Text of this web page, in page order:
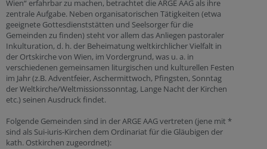
Wien“ erfahrbar zu machen, betrachtet die ARGE AAG als ihre
zentrale Aufgabe. Neben organisatorischen Tätigkeiten (etwa
geeignete Gottesdienststätten und Seelsorger für die
Gemeinden zu finden) steht vor allem das Anliegen pastoraler
Inkulturation, d. h. der Beheimatung weltkirchlicher Vielfalt in
der Ortskirche von Wien, im Vordergrund, was u. a. in
verschiedenen gemeinsamen liturgischen und kulturellen Festen
im Jahr (z.B. Adventfeier, Aschermittwoch, Pfingsten, Sonntag
der Weltkirche/Weltmissionssonntag, Lange Nacht der Kirchen
etc.) seinen Ausdruck findet.
Folgende Gemeinden sind in der ARGE AAG vertreten (jene mit *
sind als Sui-iuris-Kirchen dem Ordinariat für die Gläubigen der
kath. Ostkirchen zugeordnet):